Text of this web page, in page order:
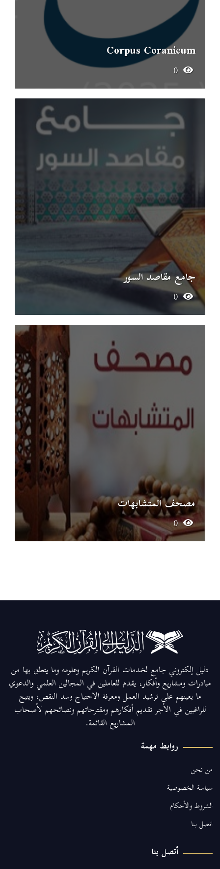
Corpus Coranicum
0
جامع مقاصد السور
0
مصحف المتشابهات
0
دليل إلكتروني جامع لخدمات القرآن الكريم وعلومه وما يتعلق بها من
مبادرات ومشاريع وأفكار، يقدم للعاملين في المجالين العلمي والدعوي
ما يعينهم على ترشيد العمل ومعرفة الاحتياج وسد النقص، ويتيح
للراغبين في الأجر تقديم أفكارهم ومقترحاتهم ونصائحهم لأصحاب
المشاريع القائمة.
روابط مهمة
من نحن
سياسة الخصوصية
الشروط والأحكام
اتصل بنا
أتصل بنا